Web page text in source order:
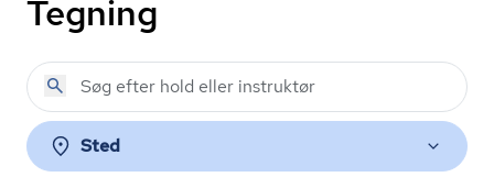
Tegning
Sted